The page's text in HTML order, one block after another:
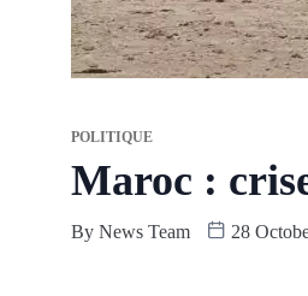
POLITIQUE
Maroc :
By News Team 28